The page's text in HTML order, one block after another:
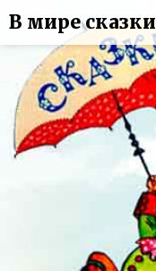
В мире сказки